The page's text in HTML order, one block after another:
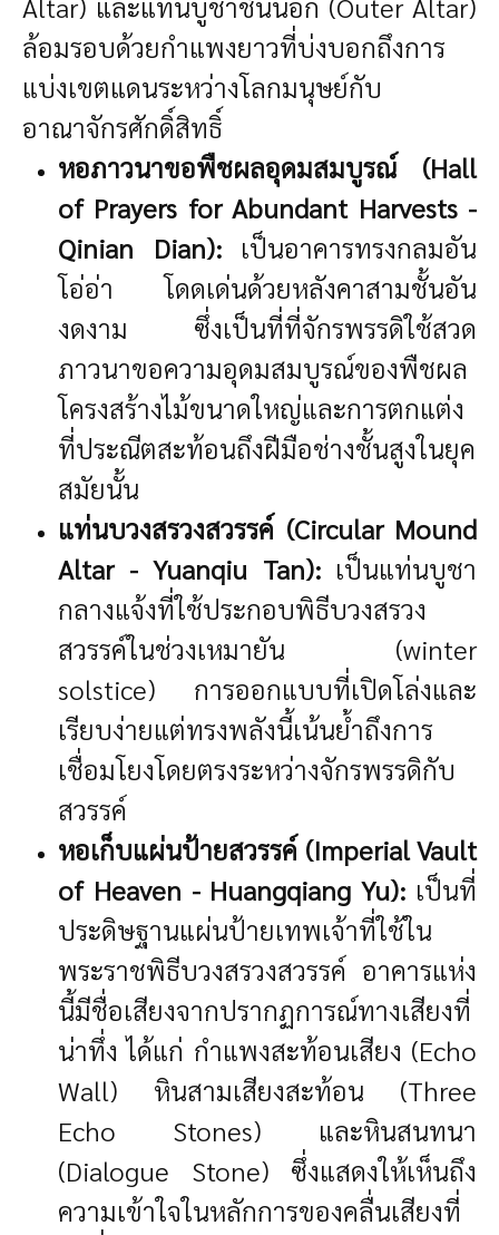
ล้อมรอบด้วยกำแพงยาวที่บ่งบอกถึงการ
แบ่งเขตแดนระหว่างโลกมนุษย์กับ
อาณาจักรศักดิ์สิทธิ์
หอภาวนาขอพืชผลอุดมสมบูรณ์ (Hall
of Prayers for Abundant Harvests -
Qinian Dian):เป็นอาคารทรงกลมอัน
โอ่อ่า โดดเด่นด้วยหลังคาสามชั้นอัน
งดงาม ซึ่งเป็นที่ที่จักรพรรดิใช้สวด
ภาวนาขอความอุดมสมบูรณ์ของพืชผล
โครงสร้างไม้ขนาดใหญ่และการตกแต่ง
ที่ประณีตสะท้อนถึงฝีมือช่างชั้นสูงในยุค
สมัยนั้น
แท่นบวงสรวงสวรรค์ (Circular Mound
Altar - Yuanqiu Tan):เป็นแท่นบูชา
กลางแจ้งที่ใช้ประกอบพิธีบวงสรวง
สวรรค์ในช่วงเหมายัน (winter
solstice) การออกแบบที่เปิดโล่งและ
เรียบง่ายแต่ทรงพลังนี้เน้นย้ำถึงการ
เชื่อมโยงโดยตรงระหว่างจักรพรรดิกับ
สวรรค์
หอเก็บแผ่นป้ายสวรรค์ (Imperial Vault
of Heaven - Huangqiang Yu): เป็นที่
ประดิษฐานแผ่นป้ายเทพเจ้าที่ใช้ใน
พระราชพิธีบวงสรวงสวรรค์ อาคารแห่ง
นี้มีชื่อเสียงจากปรากฏการณ์ทางเสียงที่
น่าทึ่ง ได้แก่ กำแพงสะท้อนเสียง (Echo
Wall) หินสามเสียงสะท้อน (Three
Echo Stones) และหินสนทนา
(Dialogue Stone) ซึ่งแสดงให้เห็นถึง
ความเข้าใจในหลักการของคลื่นเสียงที่